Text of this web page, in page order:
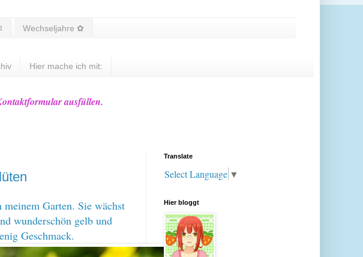
Wechseljahre ✿
Hier mache ich mit:
ausfüllen.
Garten. Sie wächst
wunderschön gelb und
Geschmack.
Translate
Select Language ▼
Hier bloggt